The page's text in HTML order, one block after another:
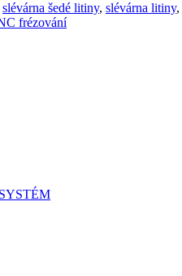
slévárna šedé litiny, slévárna litiny,
frézování